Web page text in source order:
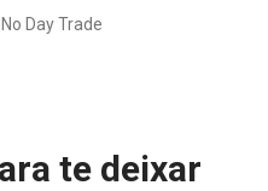
Day Trade
te deixar